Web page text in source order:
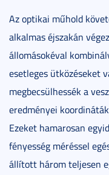
Az optikai műhold
alkalmas éjszakán
állomásokéval
esetleges ütközéseket
megbecsülhessék a
eredményei
Ezeket hamarosan
fényesség méréssel
állított három teljesen